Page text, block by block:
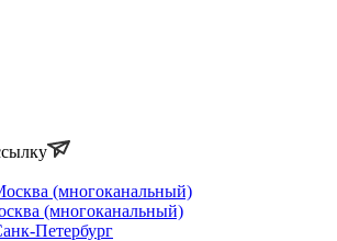
(многоканальный)
(многоканальный)
Петербург